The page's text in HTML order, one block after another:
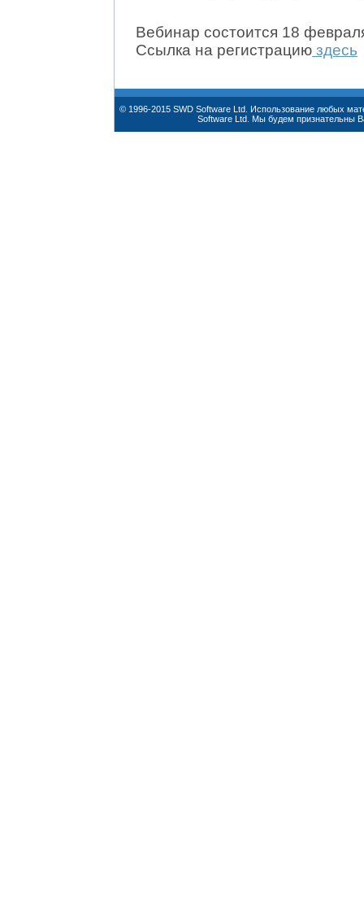
Вебинар состоится 18
Ссылка на регистрацию здесь
© 1996-2015 SWD Software Ltd. Использование любых
Software Ltd. Мы будем признательны